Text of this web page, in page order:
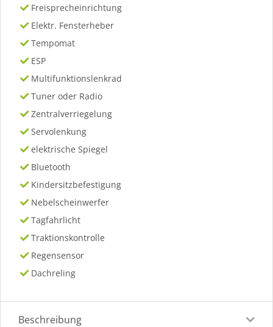
Freisprecheinrichtung
Elektr. Fensterheber
Tempomat
ESP
Multifunktionslenkrad
Tuner oder Radio
Zentralverriegelung
Servolenkung
elektrische Spiegel
Bluetooth
Kindersitzbefestigung
Nebelscheinwerfer
Tagfahrlicht
Traktionskontrolle
Regensensor
Dachreling
Beschreibung